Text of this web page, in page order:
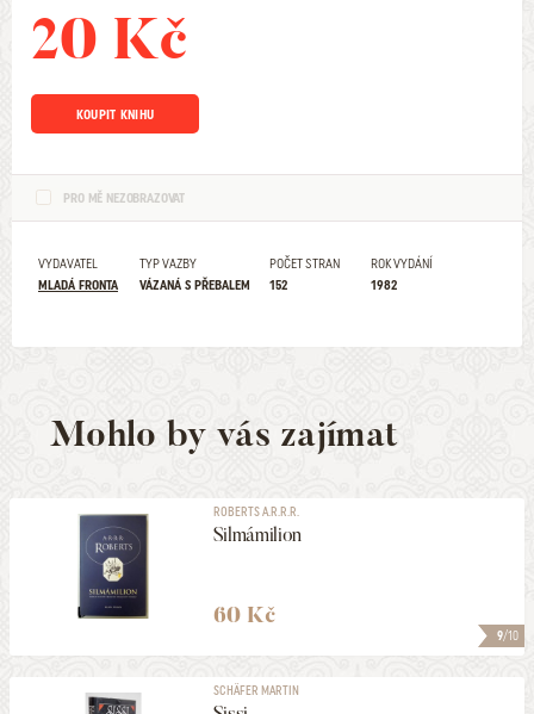
20 Kč
KOUPIT KNIHU
PRO MĚ NEZOBRAZOVAT
VYDAVATEL
MLADÁ FRONTA
TYP VAZBY
VÁZANÁ S PŘEBALEM
POČET STRAN
152
ROK VYDÁNÍ
1982
Mohlo by vás zajímat
9/10
ROBERTS A.R.R.R.
Silmámilion
60 Kč
SCHÄFER MARTIN